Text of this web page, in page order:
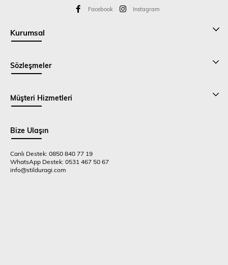
Facebook Instagram
Kurumsal
Sözleşmeler
Müşteri Hizmetleri
Bize Ulaşın
Canlı Destek: 0850 840 77 19
WhatsApp Destek: 0531 467 50 67
info@stilduragi.com